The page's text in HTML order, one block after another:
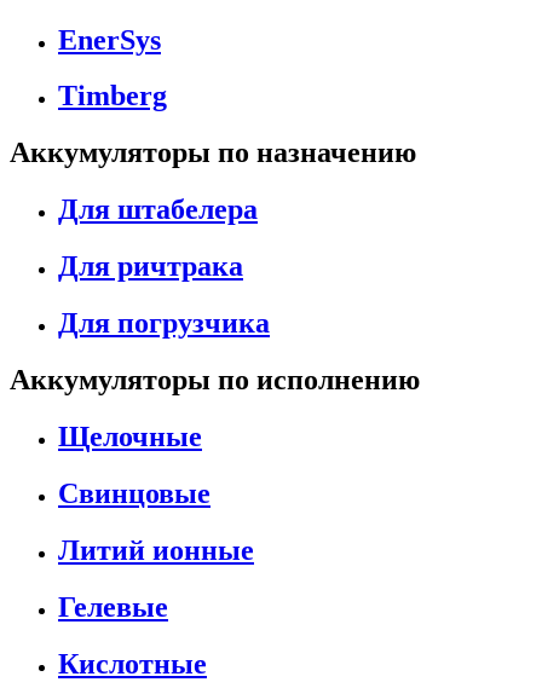
EnerSys
Timberg
Аккумуляторы по назначению
Для штабелера
Для ричтрака
Для погрузчика
Аккумуляторы по исполнению
Щелочные
Свинцовые
Литий ионные
Гелевые
Кислотные